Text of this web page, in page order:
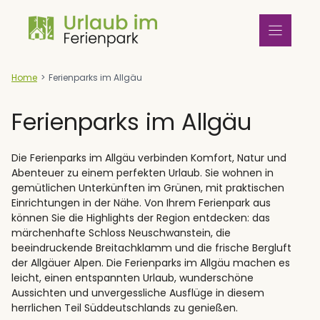
Inhalt
springen
Home > Ferienparks im Allgäu
Ferienparks im Allgäu
Die Ferienparks im Allgäu verbinden Komfort, Natur und
Abenteuer zu einem perfekten Urlaub. Sie wohnen in
gemütlichen Unterkünften im Grünen, mit praktischen
Einrichtungen in der Nähe. Von Ihrem Ferienpark aus
können Sie die Highlights der Region entdecken: das
märchenhafte Schloss Neuschwanstein, die
beeindruckende Breitachklamm und die frische Bergluft
der Allgäuer Alpen. Die Ferienparks im Allgäu machen es
leicht, einen entspannten Urlaub, wunderschöne
Aussichten und unvergessliche Ausflüge in diesem
herrlichen Teil Süddeutschlands zu genießen.